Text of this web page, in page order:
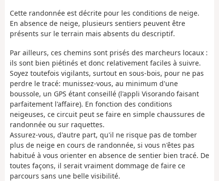
Cette randonnée est décrite pour les conditions de neige.
En absence de neige, plusieurs sentiers peuvent être
présents sur le terrain mais absents du descriptif.
Par ailleurs, ces chemins sont prisés des marcheurs locaux :
ils sont bien piétinés et donc relativement faciles à suivre.
Soyez toutefois vigilants, surtout en sous-bois, pour ne pas
perdre le tracé: munissez-vous, au minimum d'une
boussole, un GPS étant conseillé (l'appli Visorando faisant
parfaitement l'affaire). En fonction des conditions
neigeuses, ce circuit peut se faire en simple chaussures de
randonnée ou sur raquettes.
Assurez-vous, d'autre part, qu'il ne risque pas de tomber
plus de neige en cours de randonnée, si vous n'êtes pas
habitué à vous orienter en absence de sentier bien tracé. De
toutes façons, il serait vraiment dommage de faire ce
parcours sans une belle visibilité.